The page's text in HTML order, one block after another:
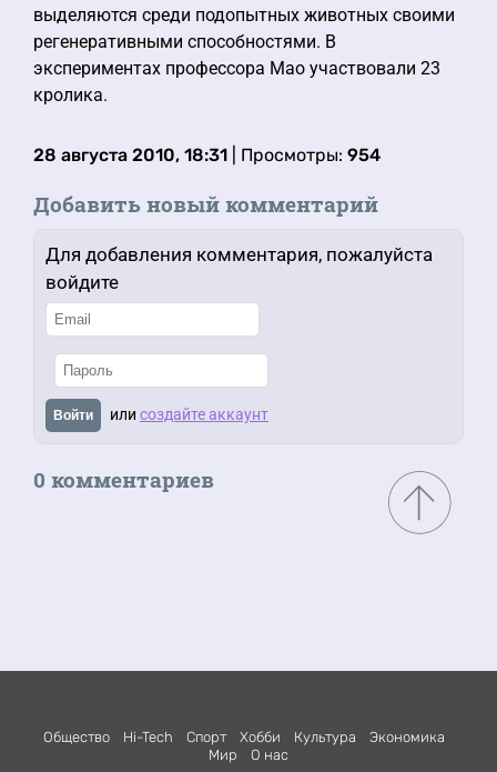
выделяются среди подопытных животных своими
регенеративными способностями. В
экспериментах профессора Мао участвовали 23
кролика.
28 августа 2010, 18:31 | Просмотры: 954
Добавить новый комментарий
Для добавления комментария, пожалуйста
войдите
Войти или создайте аккаунт
0 комментариев
Общество Hi-Tech Спорт Хобби Культура
Экономика
Мир
О нас